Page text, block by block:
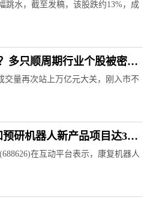
跳水，截至发稿，该股跌约13%，成
多只顺周期行业个股被密集
交量再次站上万亿元大关，刚入市不
研机器人新产品项目达30
在互动平台表示，康复机器人